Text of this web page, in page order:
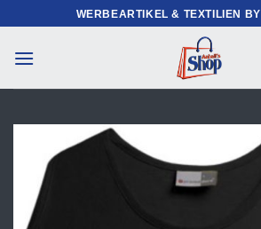
Inhalt
springen
WERBEARTIKEL & TEXTILIEN BY